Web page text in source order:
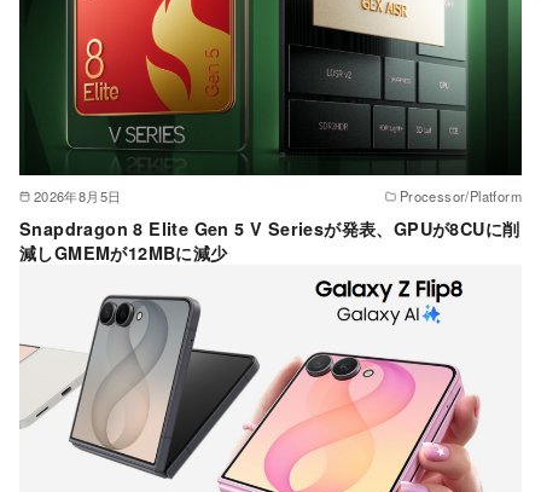
2026年8月5日 Processor/Platform
Snapdragon 8 Elite Gen 5 V Seriesが発表、GPUが8CUに削
減しGMEMが12MBに減少